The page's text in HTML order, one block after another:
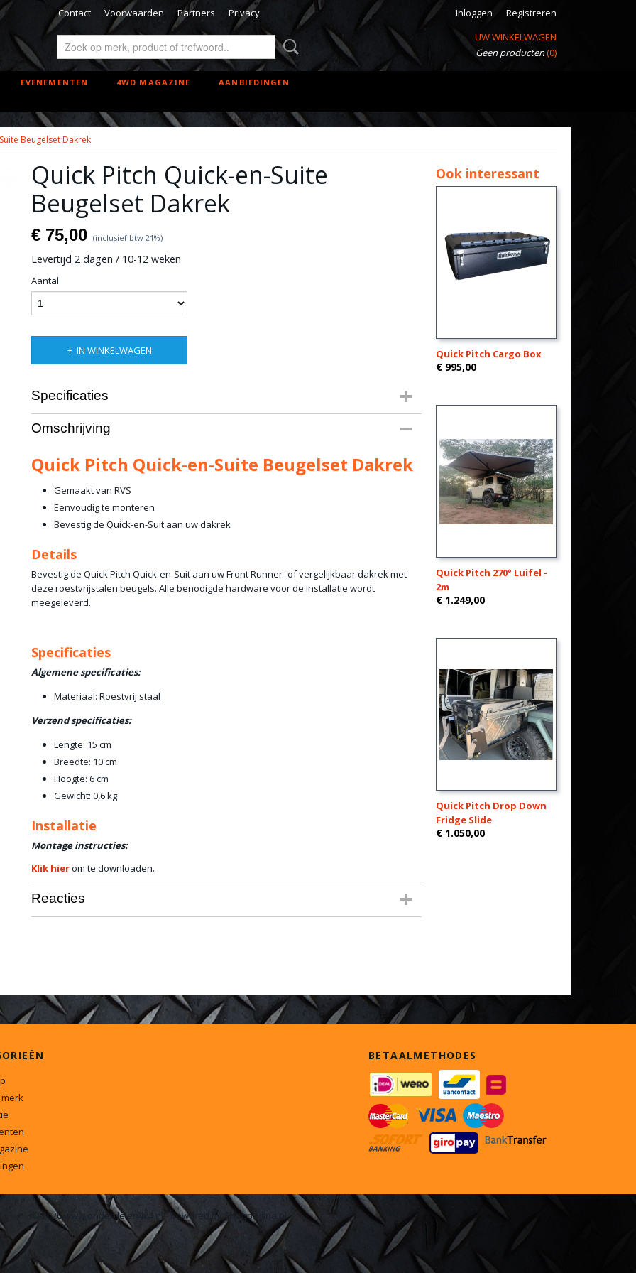
Contact Voorwaarden Partners Privacy Inloggen
Registreren
UW WINKELWAGEN
Geen producten(0)
EVENEMENTEN 4WD MAGAZINE AANBIEDINGEN
Beugelset Dakrek
Quick Pitch Quick-en-Suite
Beugelset Dakrek
€ 75,00 (inclusief btw 21%)
Levertijd 2 dagen / 10-12 weken
Aantal
IN WINKELWAGEN
Specificaties
Productcode leverancier
Netto gewicht
Omschrijving
Quick Pitch Quick-en-Suite Beugelset Dakrek
Gemaakt van RVS
Eenvoudig te monteren
Bevestig de Quick-en-Suit aan uw dakrek
Details
Bevestig de Quick Pitch Quick-en-Suit aan uw Front Runner- of vergelijkbaar dakrek met
deze roestvrijstalen beugels. Alle benodigde hardware voor de installatie wordt
meegeleverd.
Specificaties
Algemene specificaties:
Materiaal: Roestvrij staal
Verzend specificaties:
Lengte: 15 cm
Breedte: 10 cm
Hoogte: 6 cm
Gewicht: 0,6 kg
Installatie
Montage instructies:
Klik hierom te downloaden.
Reacties
Ook interessant
Quick Pitch Cargo Box
€ 995,00
Quick Pitch 270° Luifel -
2m
€ 1.249,00
Quick Pitch Drop Down
Fridge Slide
€ 1.050,00
BETAALMETHODES
© 2026 www.onderdelen4x4.nl - Powered by Shoppagina.nl